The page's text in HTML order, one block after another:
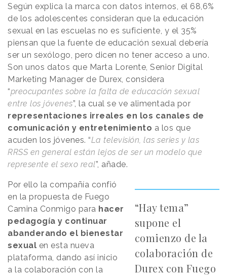
Según explica la marca con datos internos, el 68,6%
de los adolescentes consideran que la educación
sexual en las escuelas no es suficiente, y el 35%
piensan que la fuente de educación sexual debería
ser un sexólogo, pero dicen no tener acceso a uno.
Son unos datos que Marta Lorente, Senior Digital
Marketing Manager de Durex, considera
“preocupantes sobre la falta de educación sexual
entre los jóvenes”, la cual se ve alimentada por
representaciones irreales en los canales de
comunicación y entretenimiento a los que
acuden los jóvenes. “La televisión, las series y las
RRSS en general están lejos de ser un modelo que
represente el sexo real”, añade.
“Hay tema”
supone el
comienzo de la
colaboración de
Durex con Fuego
Por ello la compañía confió
en la propuesta de Fuego
Camina Conmigo para hacer
pedagogía y continuar
abanderando el bienestar
sexual en esta nueva
plataforma, dando así inicio
a la colaboración con la